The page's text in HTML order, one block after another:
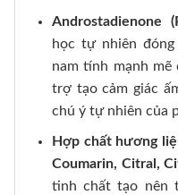
Androstadienone
học tự nhiên
nam tính mạnh
trợ tạo cảm giác
chú ý tự nhiên của
Hợp chất hương
Coumarin, Citral,
tinh chất tạo nên